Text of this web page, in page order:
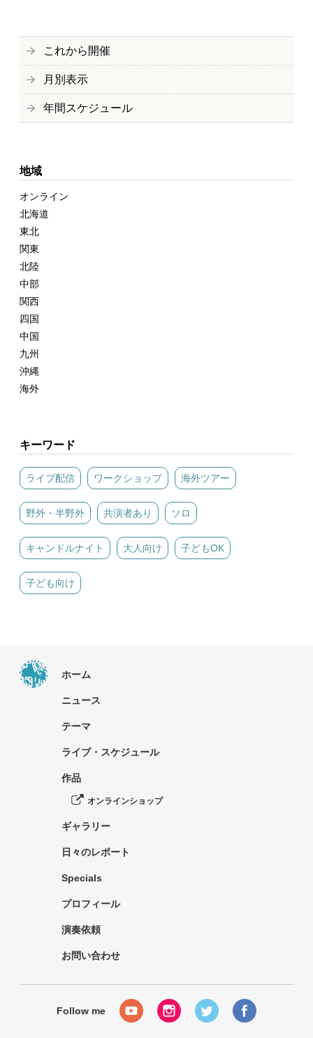
これから開催
月別表示
年間スケジュール
地域
オンライン
北海道
東北
関東
北陸
中部
関西
四国
中国
九州
沖縄
海外
キーワード
ライブ配信 ワークショップ 海外ツアー
野外・半野外 共演者あり ソロ
キャンドルナイト 大人向け 子どもOK
子ども向け
ホーム
ニュース
テーマ
ライブ・スケジュール
作品
オンラインショップ
ギャラリー
日々のレポート
Specials
プロフィール
演奏依頼
お問い合わせ